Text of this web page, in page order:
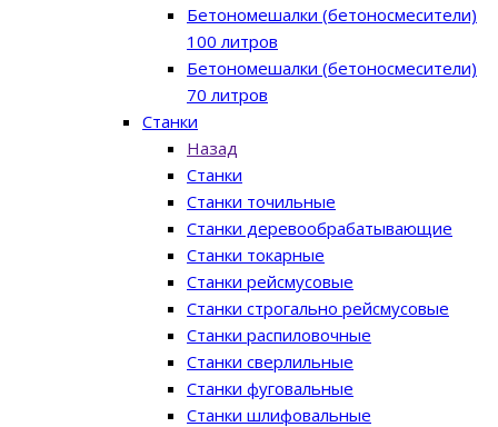
Бетономешалки (бетоносмесители)
100 литров
Бетономешалки (бетоносмесители)
70 литров
Станки
Назад
Станки
Станки точильные
Станки деревообрабатывающие
Станки токарные
Станки рейсмусовые
Станки строгально рейсмусовые
Станки распиловочные
Станки сверлильные
Станки фуговальные
Станки шлифовальные